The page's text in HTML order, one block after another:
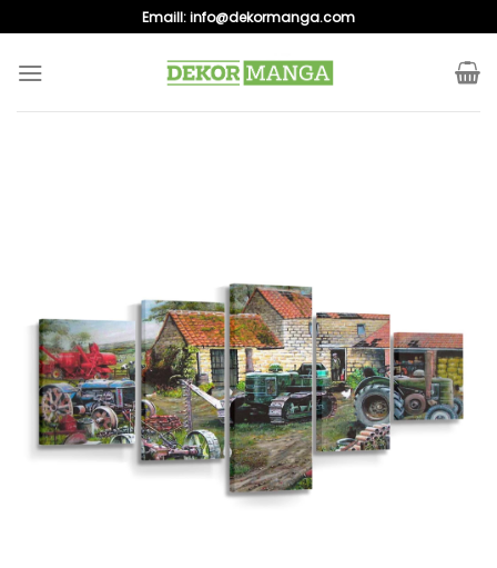
to
content
Emaill:info@dekormanga.com